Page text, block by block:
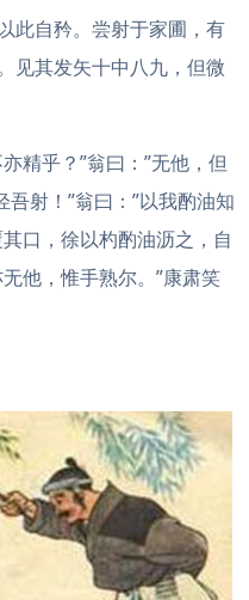
此自矜。尝射于家圃，有
见其发矢十中八九，但微
精乎？”翁曰：”无他，但
射！”翁曰：”以我酌油知
口，徐以杓酌油沥之，自
他，惟手熟尔。”康肃笑